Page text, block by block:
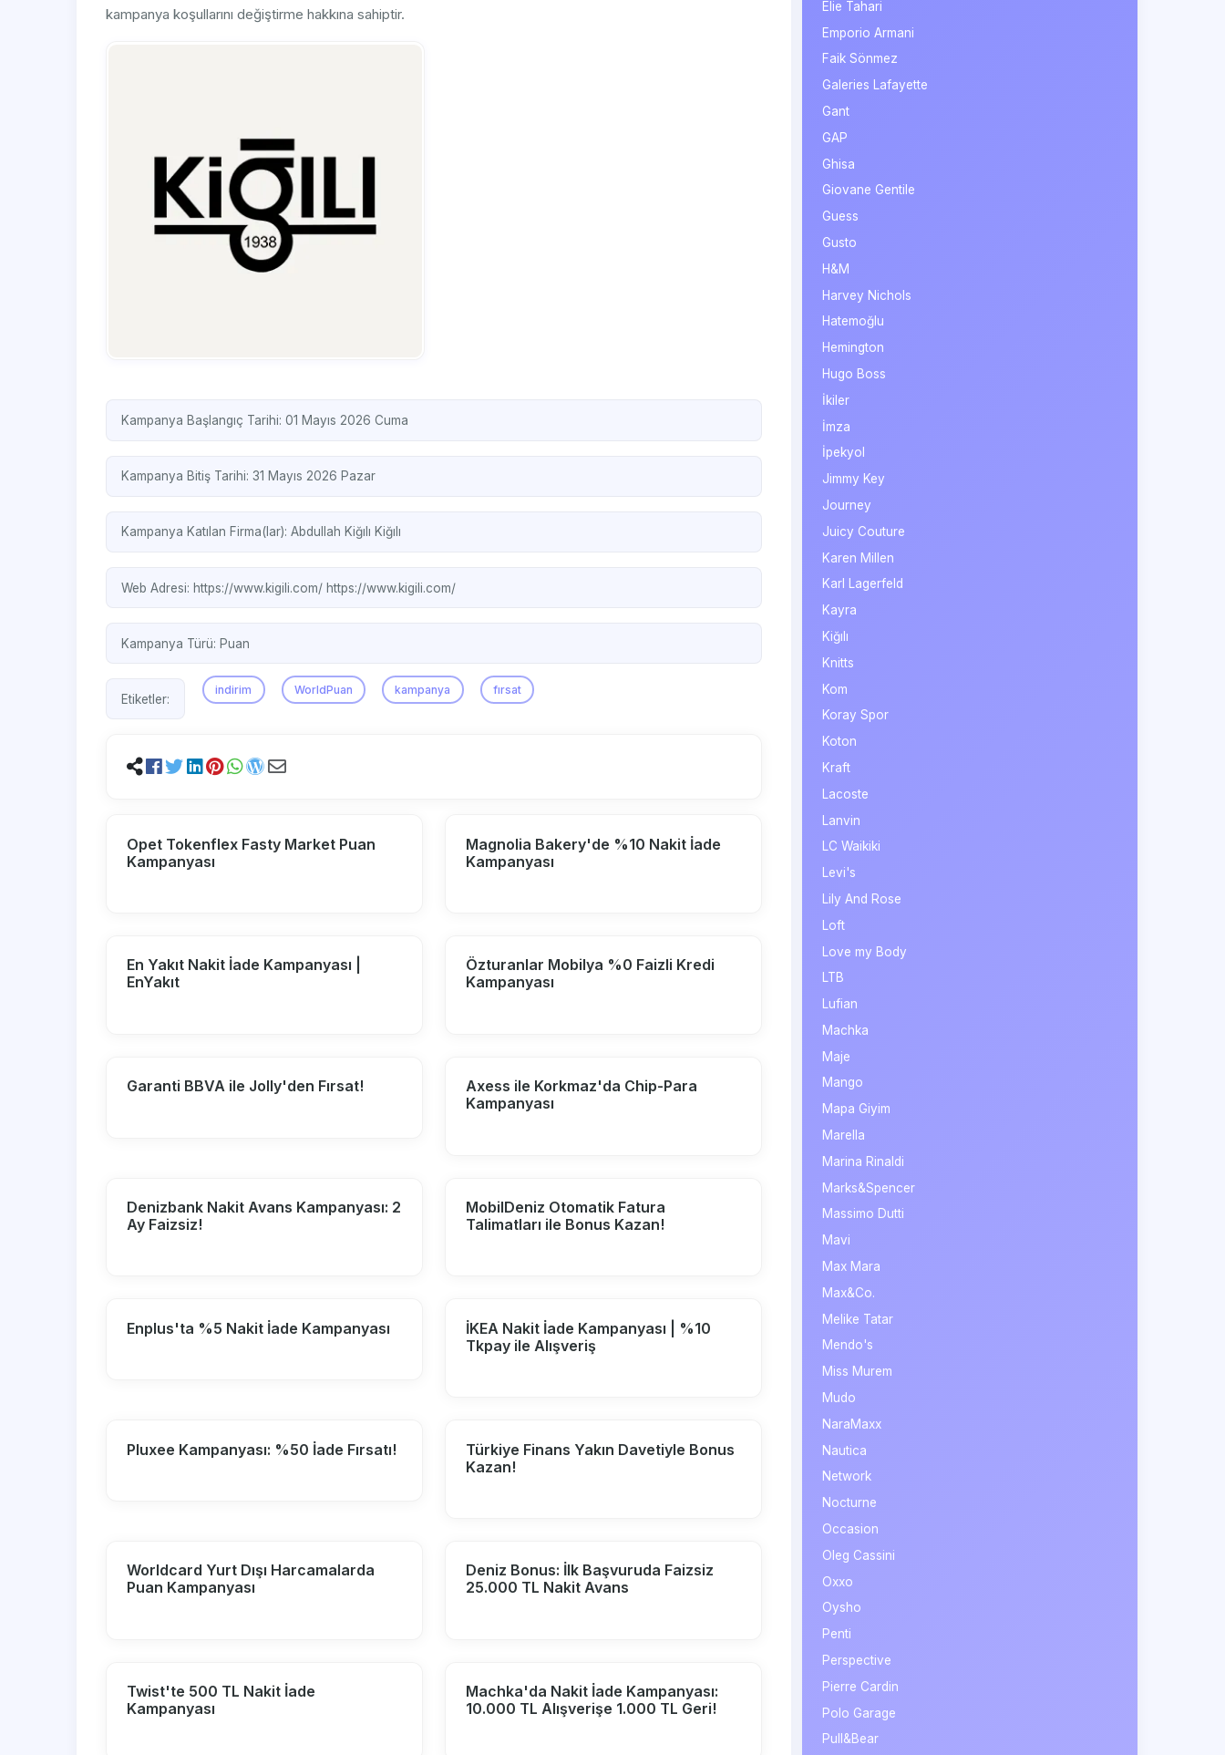
kampanya koşullarını değiştirme hakkına sahiptir.
Kampanya Başlangıç Tarihi: 01 Mayıs 2026 Cuma
Kampanya Bitiş Tarihi: 31 Mayıs 2026 Pazar
Kampanya Katılan Firma(lar): Abdullah Kiğılı Kiğılı
Web Adresi: https://www.kigili.com/ https://www.kigili.com/
Kampanya Türü: Puan
Etiketler:
indirim WorldPuan kampanya fırsat
Opet Tokenflex Fasty Market Puan
Kampanyası
Magnolia Bakery'de %10 Nakit İade
Kampanyası
En Yakıt Nakit İade Kampanyası |
EnYakıt
Özturanlar Mobilya %0 Faizli Kredi
Kampanyası
Garanti BBVA ile Jolly'den Fırsat!
Axess ile Korkmaz'da Chip-Para
Kampanyası
Denizbank Nakit Avans Kampanyası: 2
Ay Faizsiz!
MobilDeniz Otomatik Fatura
Talimatları ile Bonus Kazan!
Enplus'ta %5 Nakit İade Kampanyası
İKEA Nakit İade Kampanyası | %10
Tkpay ile Alışveriş
Pluxee Kampanyası: %50 İade Fırsatı!
Türkiye Finans Yakın Davetiyle Bonus
Kazan!
Worldcard Yurt Dışı Harcamalarda
Puan Kampanyası
Deniz Bonus: İlk Başvuruda Faizsiz
25.000 TL Nakit Avans
Twist'te 500 TL Nakit İade
Kampanyası
Machka'da Nakit İade Kampanyası:
10.000 TL Alışverişe 1.000 TL Geri!
Elie Tahari
Emporio Armani
Faik Sönmez
Galeries Lafayette
Gant
GAP
Ghisa
Giovane Gentile
Guess
Gusto
H&M
Harvey Nichols
Hatemoğlu
Hemington
Hugo Boss
İkiler
İmza
İpekyol
Jimmy Key
Journey
Juicy Couture
Karen Millen
Karl Lagerfeld
Kayra
Kiğılı
Knitts
Kom
Koray Spor
Koton
Kraft
Lacoste
Lanvin
LC Waikiki
Levi's
Lily And Rose
Loft
Love my Body
LTB
Lufian
Machka
Maje
Mango
Mapa Giyim
Marella
Marina Rinaldi
Marks&Spencer
Massimo Dutti
Mavi
Max Mara
Max&Co.
Melike Tatar
Mendo's
Miss Murem
Mudo
NaraMaxx
Nautica
Network
Nocturne
Occasion
Oleg Cassini
Oxxo
Oysho
Penti
Perspective
Pierre Cardin
Polo Garage
Pull&Bear